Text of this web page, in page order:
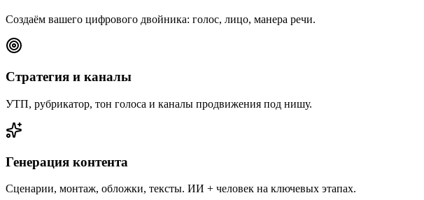
Создаём вашего цифрового двойника: голос, лицо, манера речи.
Стратегия и каналы
УТП, рубрикатор, тон голоса и каналы продвижения под нишу.
Генерация контента
Сценарии, монтаж, обложки, тексты. ИИ + человек на ключевых этапах.